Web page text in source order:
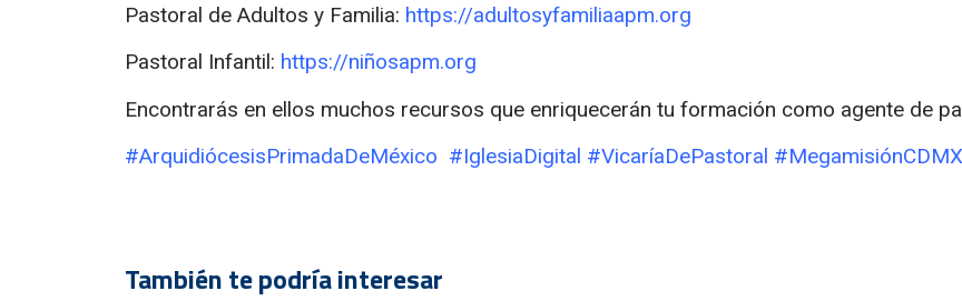
Pastoral de Adultos y Familia: https://adultosyfamiliaapm.org
Pastoral Infantil: https://niñosapm.org
Encontrarás en ellos muchos recursos que enriquecerán tu formación como agente de
#ArquidiócesisPrimadaDeMéxico #IglesiaDigital #VicaríaDePastoral #MegamisiónCDMX
También te podría interesar